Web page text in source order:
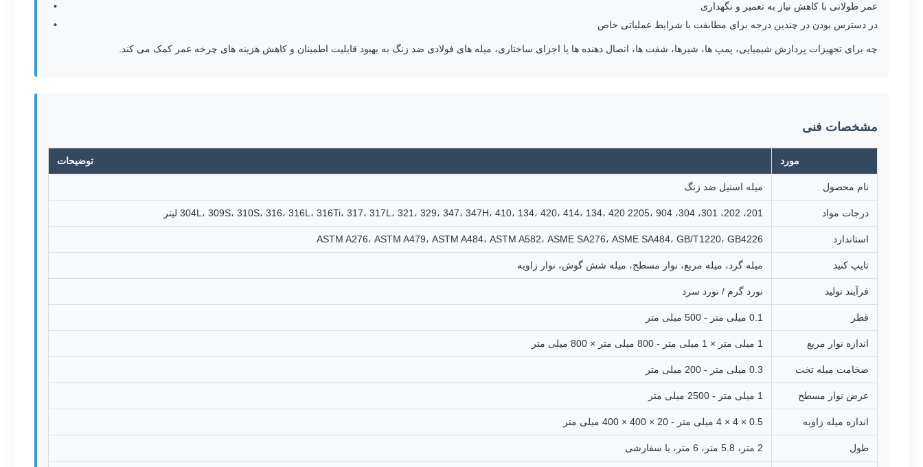
عمر طولانی با کاهش نیاز به تعمیر و نگهداری
در دسترس بودن در چندین درجه برای مطابقت با شرایط عملیاتی خاص
چه برای تجهیزات پردازش شیمیایی، پمپ ها، شیرها، شفت ها، اتصال دهنده ها یا اجزای ساختاری، میله های فولادی ضد زنگ به بهبود قابلیت اطمینان و کاهش هزینه های چرخه عمر کمک می کند.
مشخصات فنی
مورد توضیحات
نام محصول میله استیل ضد زنگ
درجات مواد 201، 202، 301، 304، 304L، 309S، 310S، 316، 316L، 316Ti، 317، 317L، 321، 329، 347، 347H، 410، 134، 420، 414، 134، 420 2205، 904 لیتر
استاندارد ASTM A276، ASTM A479، ASTM A484، ASTM A582، ASME SA276، ASME SA484، GB/T1220، GB4226
تایپ کنید میله گرد، میله مربع، نوار مسطح، میله شش گوش، نوار زاویه
فرآیند تولید نورد گرم / نورد سرد
قطر 0.1 میلی متر - 500 میلی متر
اندازه نوار مربع 1 میلی متر × 1 میلی متر - 800 میلی متر × 800 میلی متر
ضخامت میله تخت 0.3 میلی متر - 200 میلی متر
عرض نوار مسطح 1 میلی متر - 2500 میلی متر
اندازه میله زاویه 0.5 × 4 × 4 میلی متر - 20 × 400 × 400 میلی متر
طول 2 متر، 5.8 متر، 6 متر، یا سفارشی